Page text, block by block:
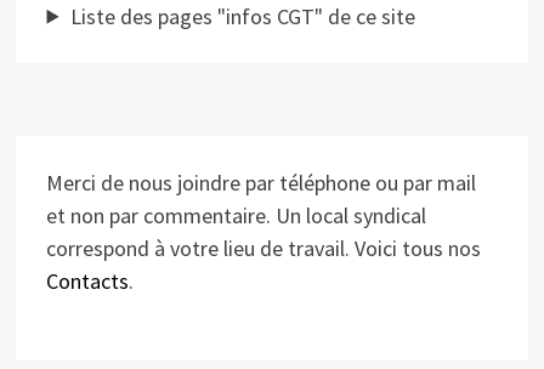
Liste des pages "infos CGT" de ce site
Merci de nous joindre par téléphone ou par mail
et non par commentaire. Un local syndical
correspond à votre lieu de travail. Voici tous nos
Contacts.